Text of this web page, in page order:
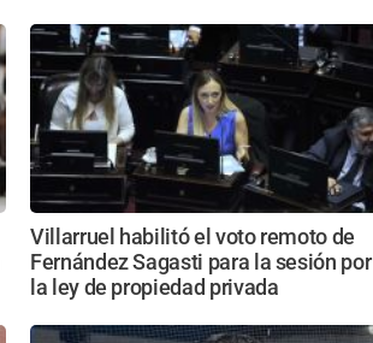
Villarruel habilitó el voto remoto de
Fernández Sagasti para la sesión por
la ley de propiedad privada